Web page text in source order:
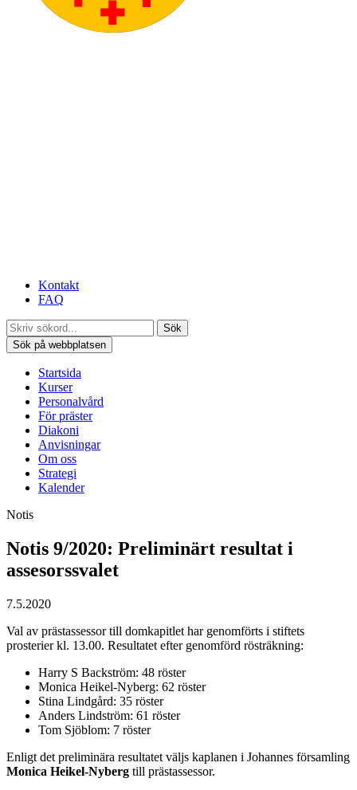
Kontakt
FAQ
Sök
Sök på webbplatsen
Startsida
Kurser
Personalvård
För präster
Diakoni
Anvisningar
Om oss
Strategi
Kalender
Notis
Notis 9/2020: Preliminärt resultat i
assesorssvalet
7.5.2020
Val av prästassessor till domkapitlet har genomförts i stiftets
prosterier kl. 13.00. Resultatet efter genomförd rösträkning:
Harry S Backström: 48 röster
Monica Heikel-Nyberg: 62 röster
Stina Lindgård: 35 röster
Anders Lindström: 61 röster
Tom Sjöblom: 7 röster
Enligt det preliminära resultatet väljs kaplanen i Johannes församling
Monica Heikel-Nyberg till prästassessor.